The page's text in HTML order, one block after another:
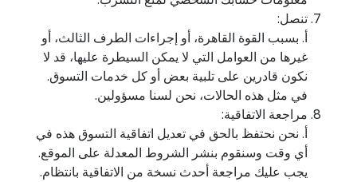
تنصل:
أ. بسبب القوة القاهرة، أو إجراءات الطرف الثالث، أو
غيرها من العوامل التي لا يمكن السيطرة عليها، قد لا
نكون قادرين على تلبية بعض أو كل خدمات التسوق.
في مثل هذه الحالات، نحن لسنا مسؤولين.
مراجعة الاتفاقية:
أ. نحن نحتفظ بالحق في تعديل اتفاقية التسوق هذه في
أي وقت وسنقوم بنشر الشروط المعدلة على الموقع.
يجب عليك مراجعة أحدث نسخة من الاتفاقية بانتظام.